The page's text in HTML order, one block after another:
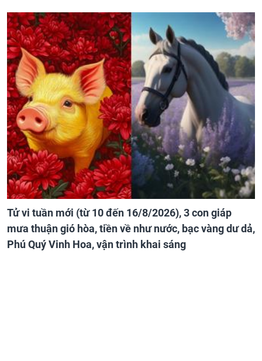
Tử vi tuần mới (từ 10 đến 16/8/2026), 3 con giáp
mưa thuận gió hòa, tiền về như nước, bạc vàng dư dả,
Phú Quý Vinh Hoa, vận trình khai sáng